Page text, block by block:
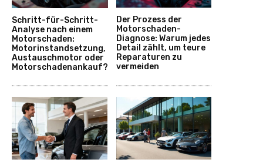
Schritt-für-Schritt-
Analyse nach einem
Motorschaden:
Motorinstandsetzung,
Austauschmotor oder
Motorschadenankauf?
Der Prozess der
Motorschaden-
Diagnose: Warum jedes
Detail zählt, um teure
Reparaturen zu
vermeiden